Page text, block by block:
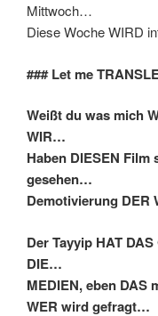
Mittwoch…
Diese Woche WIRD
### Let me
Weißt du was mich
WIR…
Haben DIESEN
gesehen…
Demotivierung DER
Der Tayyip HAT
DIE…
MEDIEN, eben DAS
WER wird gefragt…